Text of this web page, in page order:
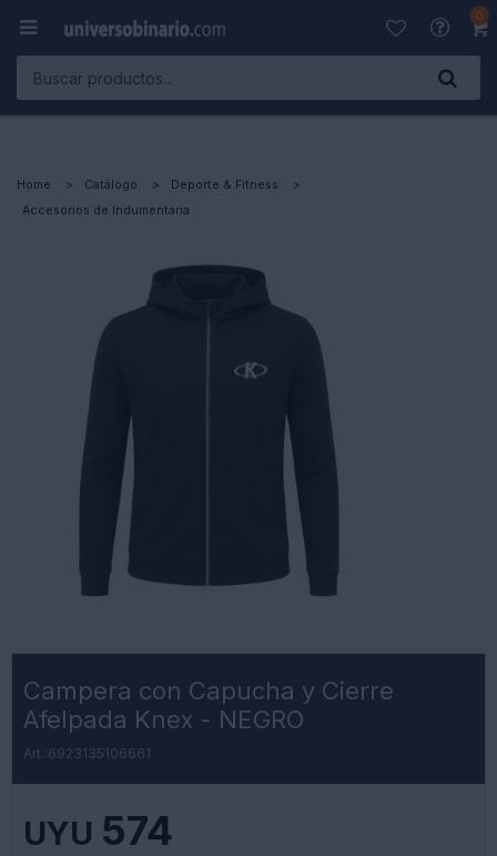
0

Home Catálogo
Deporte & Fitness
Accesorios de Indumentaria
Campera con Capucha y Cierre
Afelpada Knex - NEGRO
6923135106661
UYU 574